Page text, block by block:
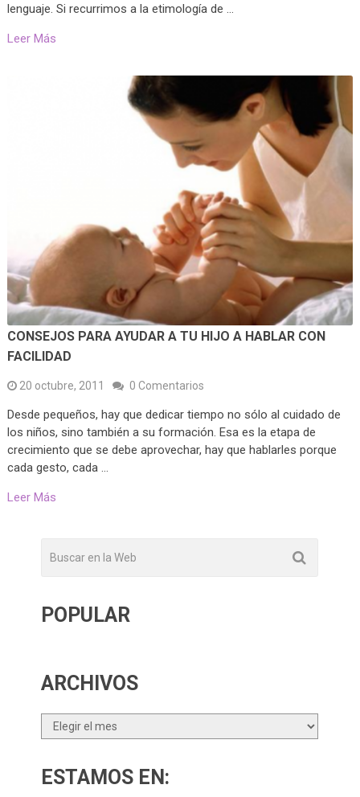
lenguaje. Si recurrimos a la etimología de …
Leer Más
CONSEJOS PARA AYUDAR A TU HIJO A HABLAR CON
FACILIDAD
20 octubre, 2011 0 Comentarios
Desde pequeños, hay que dedicar tiempo no sólo al cuidado de
los niños, sino también a su formación. Esa es la etapa de
crecimiento que se debe aprovechar, hay que hablarles porque
cada gesto, cada …
Leer Más
POPULAR
ARCHIVOS
Archivos
ESTAMOS EN: